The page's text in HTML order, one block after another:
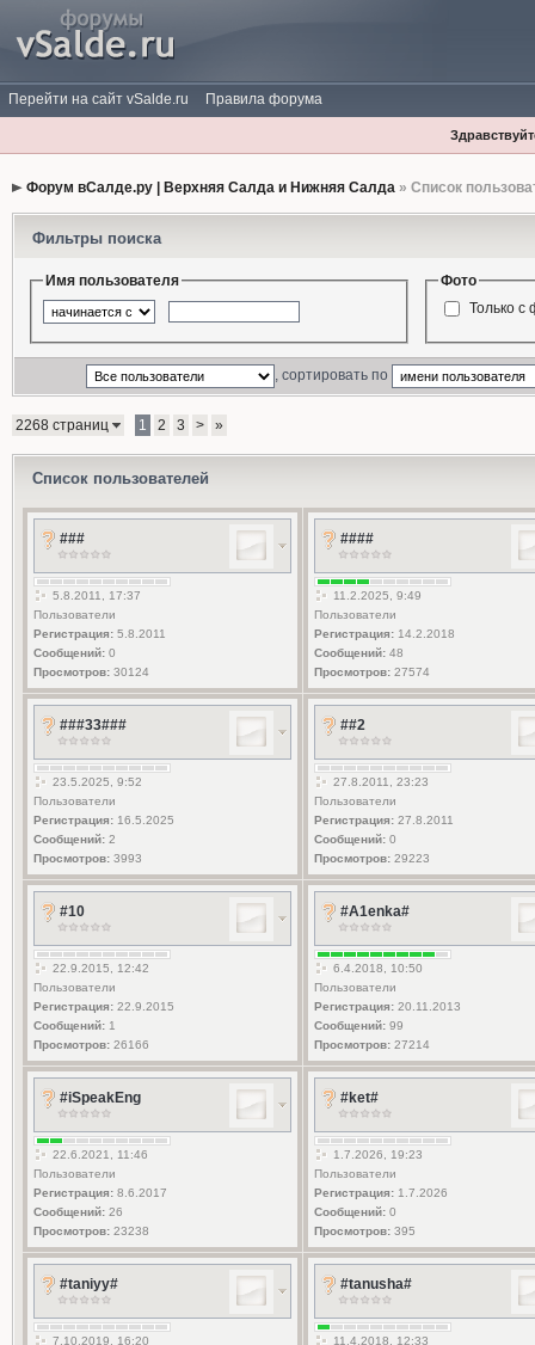
Перейти на сайт vSalde.ru Правила форума
Форум вСалде.ру | Верхняя Салда и Нижняя Салда» Список
Фильтры поиска
Имя пользователя
Фото
Только с
, сортировать по
2268 страниц 1 2 3 > »
Список пользователей
###
5.8.2011, 17:37
Пользователи
Регистрация:5.8.2011
Сообщений:0
Просмотров:30124
####
11.2.2025, 9:49
Пользователи
Регистрация:14.2.2018
Сообщений:48
Просмотров:27574
###33###
23.5.2025, 9:52
Пользователи
Регистрация:16.5.2025
Сообщений:2
Просмотров:3993
##2
27.8.2011, 23:23
Пользователи
Регистрация:27.8.2011
Сообщений:0
Просмотров:29223
#10
22.9.2015, 12:42
Пользователи
Регистрация:22.9.2015
Сообщений:1
Просмотров:26166
#A1enka#
6.4.2018, 10:50
Пользователи
Регистрация:20.11.2013
Сообщений:99
Просмотров:27214
#iSpeakEng
22.6.2021, 11:46
Пользователи
Регистрация:8.6.2017
Сообщений:26
Просмотров:23238
#ket#
1.7.2026, 19:23
Пользователи
Регистрация:1.7.2026
Сообщений:0
Просмотров:395
#taniyy#
7.10.2019, 16:20
#tanusha#
11.4.2018, 12:33